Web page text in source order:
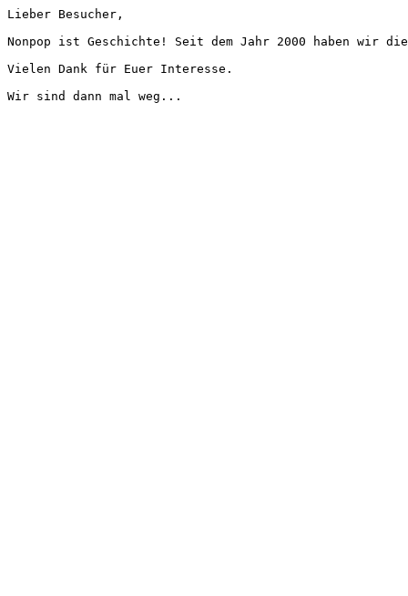
Lieber Besucher,
Nonpop ist Geschichte! Seit dem Jahr 2000 haben wir
Vielen Dank für Euer Interesse.
Wir sind dann mal weg...